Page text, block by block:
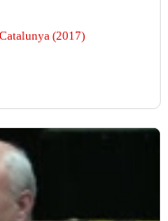
(2017)